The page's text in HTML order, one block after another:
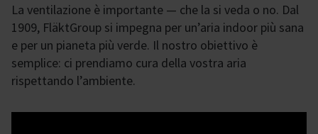
La ventilazione è importante — che la si veda o no. Dal
1909, FläktGroup si impegna per un’aria indoor più sana
e per un pianeta più verde. Il nostro obiettivo è
semplice: ci prendiamo cura della vostra aria
rispettando l’ambiente.